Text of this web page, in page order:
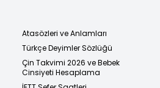
Atasözleri ve Anlamları
Türkçe Deyimler Sözlüğü
Çin Takvimi 2026 ve Bebek
Cinsiyeti Hesaplama